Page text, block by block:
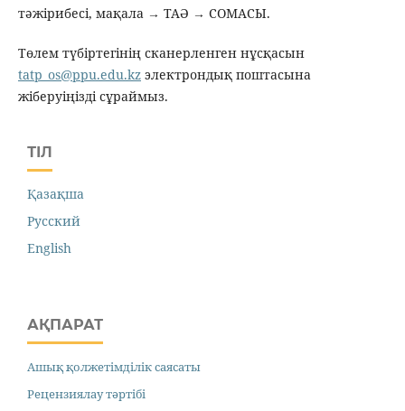
тәжірибесі, мақала → ТАӘ → СОМАСЫ.
Төлем түбіртегінің сканерленген нұсқасын
tatp_os@ppu.edu.kzэлектрондық поштасына
жіберуіңізді сұраймыз.
ТІЛ
Қазақша
Русский
English
АҚПАРАТ
Ашық қолжетімділік саясаты
Рецензиялау тәртібі